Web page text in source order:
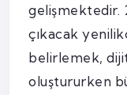
gelişmektedir.
çıkacak
belirlemek,
oluştururken